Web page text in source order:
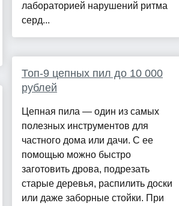
лабораторией нарушений ритма
серд...
Топ-9 цепных пил до 10 000
рублей
Цепная пила — один из самых
полезных инструментов для
частного дома или дачи. С ее
помощью можно быстро
заготовить дрова, подрезать
старые деревья, распилить доски
или даже заборные стойки. При